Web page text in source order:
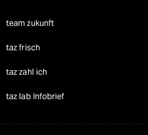
team zukunft
taz frisch
taz zahl ich
taz lab Infobrief